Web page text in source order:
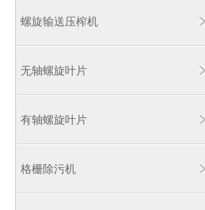
螺旋输送压榨机
无轴螺旋叶片
有轴螺旋叶片
格栅除污机